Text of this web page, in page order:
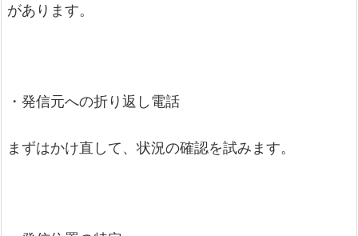
があります。
・発信元への折り返し電話
まずはかけ直して、状況の確認を試みます。